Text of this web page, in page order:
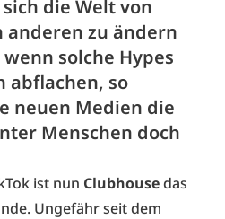
die Welt von
anderen zu ändern
solche Hypes
abflachen, so
neuen Medien die
Menschen doch
ist nun Clubhousedas
Ungefähr seit dem